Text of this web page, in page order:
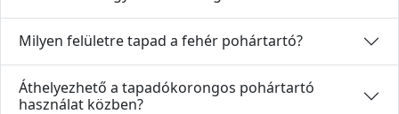
Milyen felületre tapad a fehér pohártartó?
Áthelyezhető a tapadókorongos pohártartó
használat közben?